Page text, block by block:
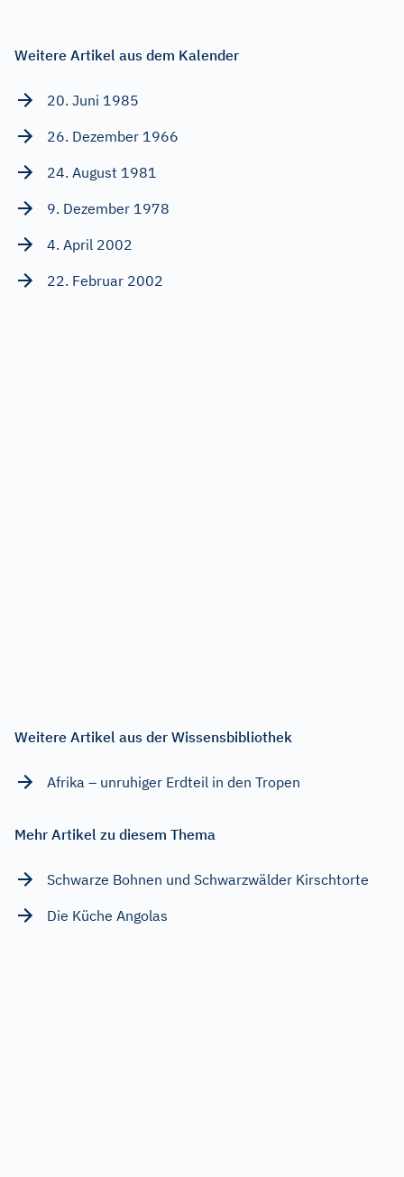
Weitere Artikel aus dem Kalender
20. Juni 1985
26. Dezember 1966
24. August 1981
9. Dezember 1978
4. April 2002
22. Februar 2002
Weitere Artikel aus der Wissensbibliothek
Afrika – unruhiger Erdteil in den Tropen
Mehr Artikel zu diesem Thema
Schwarze Bohnen und Schwarzwälder Kirschtorte
Die Küche Angolas